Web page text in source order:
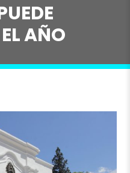
AÑO